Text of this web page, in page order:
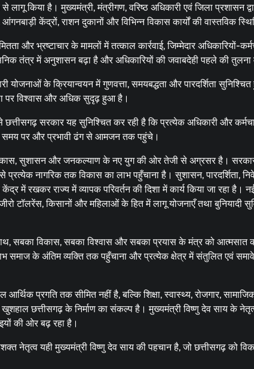
लागू किया है। मुख्यमंत्री, मंत्रीगण, वरिष्ठ अधिकारी एवं जिला प्रशासन
आंगनबाड़ी केंद्रों, राशन दुकानों और विभिन्न विकास कार्यों की वास्तविक
और भ्रष्टाचार के मामलों में तत्काल कार्रवाई, जिम्मेदार अधिकारियों-
तंत्र में अनुशासन बढ़ा है और अधिकारियों की जवाबदेही पहले की
के क्रियान्वयन में गुणवत्ता, समयबद्धता और पारदर्शिता
पर विश्वास और अधिक सुदृढ़ हुआ है।
सरकार यह सुनिश्चित कर रही है कि प्रत्येक अधिकारी और
समय पर और प्रभावी ढंग से आमजन तक पहुंचे।
सुशासन और जनकल्याण के नए युग की ओर तेजी से अग्रसर है। सरकार
प्रत्येक नागरिक तक विकास का लाभ पहुँचाना है। सुशासन, पारदर्शिता,
में रखकर राज्य में व्यापक परिवर्तन की दिशा में कार्य किया जा रहा है।
टॉलरेंस, किसानों और महिलाओं के हित में लागू योजनाएँ तथा बुनियादी
सबका विकास, सबका विश्वास और सबका प्रयास के मंत्र को आत्मसात
समाज के अंतिम व्यक्ति तक पहुँचाना और प्रत्येक क्षेत्र में संतुलित एवं
प्रगति तक सीमित नहीं है, बल्कि शिक्षा, स्वास्थ्य, रोजगार,
छत्तीसगढ़ के निर्माण का संकल्प है। मुख्यमंत्री विष्णु देव साय के
की ओर बढ़ रहा है।
नेतृत्व यही मुख्यमंत्री विष्णु देव साय की पहचान है, जो छत्तीसगढ़ को